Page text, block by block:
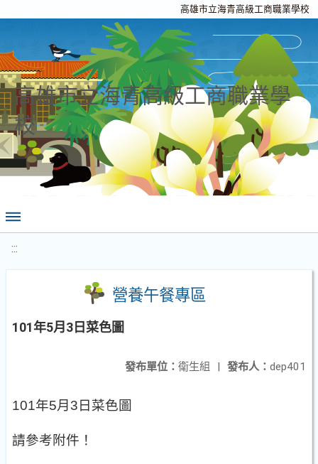
高雄市立海青高級工商職業學校
高雄市立海青高級工商職業學
校
:::
營養午餐專區
101年5月3日菜色圖
發布人： dep401
發布單位： 衛生組 |
101年5月 3 日菜色圖
請參考附件！